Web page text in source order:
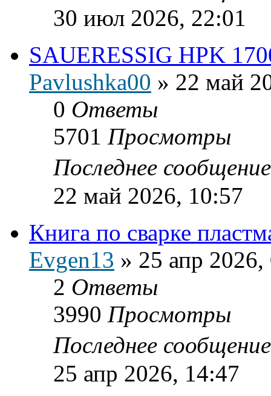
30 июл 2026, 22:01
SAUERESSIG HPK
Pavlushka00 » 22 май
0 Ответы
5701 Просмотры
Последнее
22 май 2026, 10:57
Книга по сварке
Evgen13 » 25 апр
2 Ответы
3990 Просмотры
Последнее
25 апр 2026, 14:47